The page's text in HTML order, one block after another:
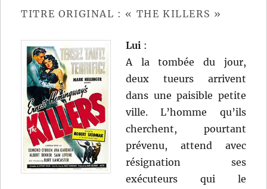
TITRE ORIGINAL : « THE KILLERS »
Lui :
A la tombée du jour,
deux tueurs arrivent
dans une paisible petite
ville. L’homme qu’ils
cherchent, pourtant
prévenu, attend avec
résignation ses
exécuteurs qui le